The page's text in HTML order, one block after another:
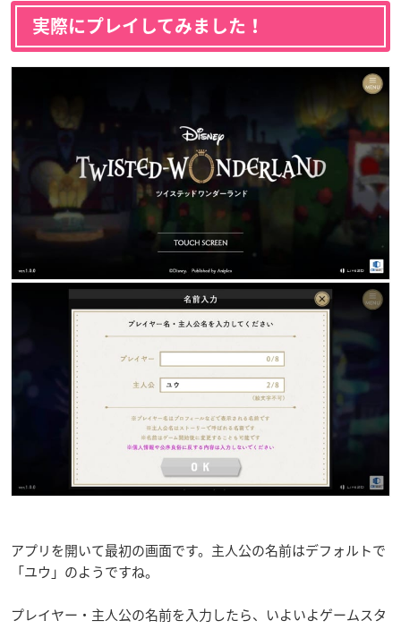
実際にプレイしてみました！
アプリを開いて最初の画面です。主人公の名前はデフォルトで
「ユウ」のようですね。
プレイヤー・主人公の名前を入力したら、いよいよゲームスタ